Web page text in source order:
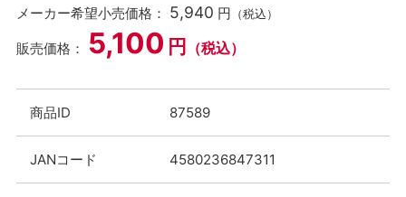
メーカー希望小売価格： 5,940 円 （税込）
販売価格： 5,100 円 （税込）
商品ID 87589
JANコード 4580236847311